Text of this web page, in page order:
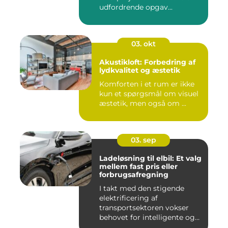
udfordrende opgav...
03. okt
Akustikloft: Forbedring af
lydkvalitet og æstetik
Komforten i et rum er ikke
kun et spørgsmål om visuel
æstetik, men også om ...
03. sep
Ladeløsning til elbil: Et valg
mellem fast pris eller
forbrugsafregning
I takt med den stigende
elektrificering af
transportsektoren vokser
behovet for intelligente og